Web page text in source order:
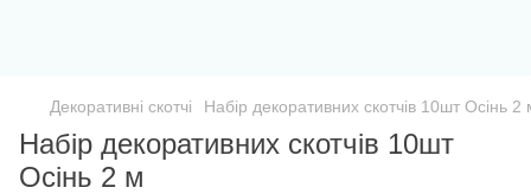
Декоративні скотчі Набір декоративних скотчів 10шт Осінь 2
Набір декоративних скотчів 10шт
Осінь 2 м